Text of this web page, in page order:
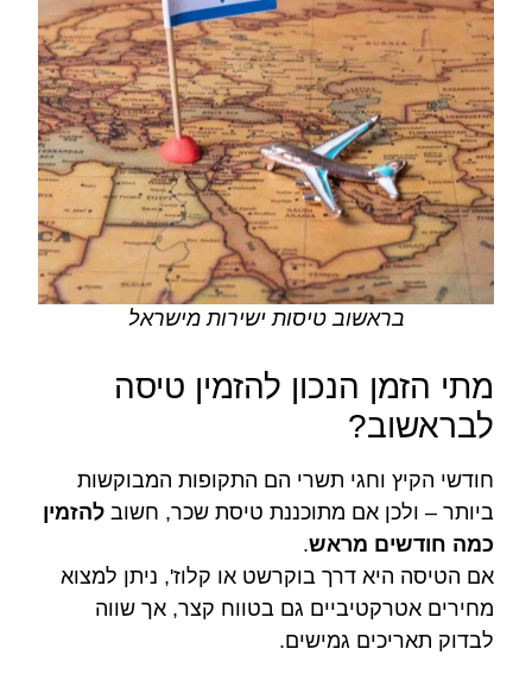
בראשוב טיסות ישירות מישראל
מתי הזמן הנכון להזמין טיסה
לבראשוב?
חודשי הקיץ וחגי תשרי הם התקופות המבוקשות
ביותר – ולכן אם מתוכננת טיסת שכר, חשובלהזמין
כמה חודשים מראש.
אם הטיסה היא דרך בוקרשט או קלוז', ניתן למצוא
מחירים אטרקטיביים גם בטווח קצר, אך שווה
לבדוק תאריכים גמישים.